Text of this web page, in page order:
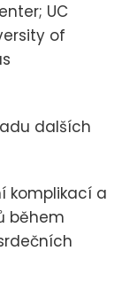
UC
of
dalších
komplikací a
během